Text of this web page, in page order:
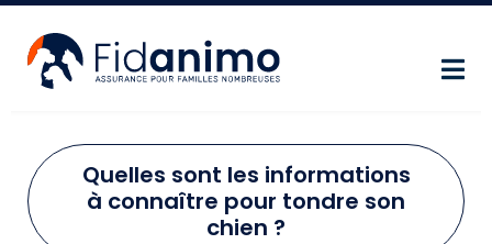
Aller au contenu principal
Quelles sont les informations
à connaître pour tondre son
chien ?